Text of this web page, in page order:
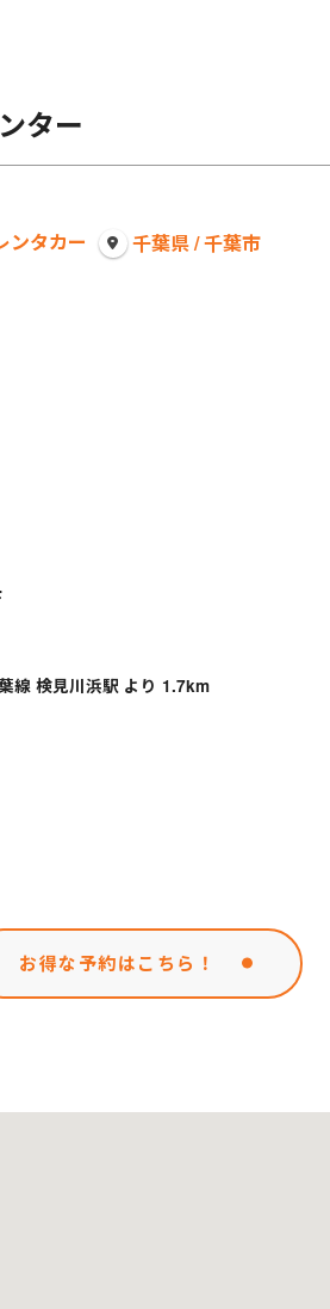
ター
ンタカー 千葉県 / 千葉市
線 検見川浜駅 より 1.7km
お得な予約はこちら！